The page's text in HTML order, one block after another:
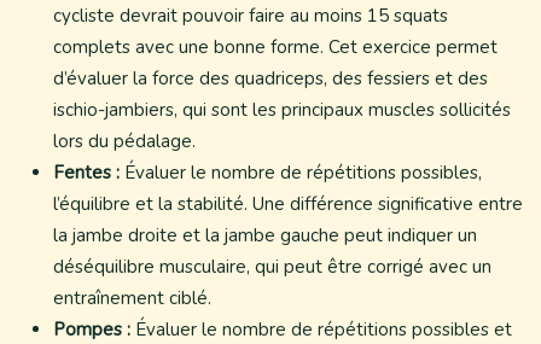
cycliste devrait pouvoir faire au moins 15 squats
complets avec une bonne forme. Cet exercice permet
d’évaluer la force des quadriceps, des fessiers et des
ischio-jambiers, qui sont les principaux muscles sollicités
lors du pédalage.
Fentes : Évaluer le nombre de répétitions possibles,
l’équilibre et la stabilité. Une différence significative entre
la jambe droite et la jambe gauche peut indiquer un
déséquilibre musculaire, qui peut être corrigé avec un
entraînement ciblé.
Pompes : Évaluer le nombre de répétitions possibles et